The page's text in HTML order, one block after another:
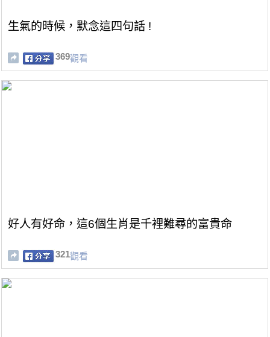
生氣的時候，默念這四句話 !
369觀看
好人有好命，這6個生肖是千裡難尋的富貴命
321觀看